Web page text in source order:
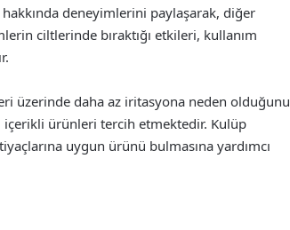
deneyimlerini paylaşarak, diğer
ciltlerinde bıraktığı etkileri, kullanım
üzerinde daha az iritasyona neden olduğunu
içerikli ürünleri tercih etmektedir. Kulüp
uygun ürünü bulmasına yardımcı